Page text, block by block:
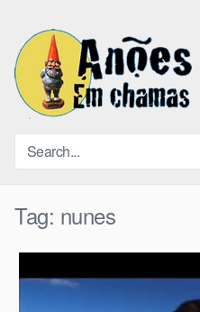
content
Tag: nunes